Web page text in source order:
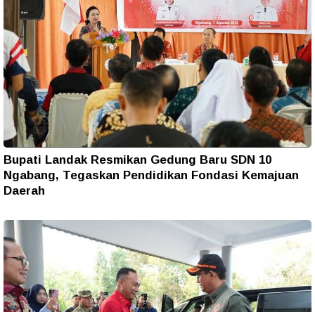
Bupati Landak Resmikan Gedung Baru SDN 10
Ngabang, Tegaskan Pendidikan Fondasi Kemajuan
Daerah